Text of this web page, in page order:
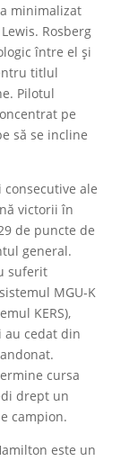
minimalizat
Rosberg
între el și
titlul
Pilotul
pe
să se incline
ale
victorii în
de puncte de
general.
suferit
MGU-K
KERS),
cedat din
cursa
drept un
campion.
este un